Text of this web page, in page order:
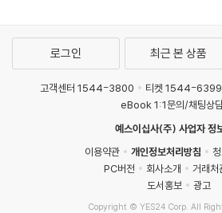
로그인 최근 본 상품
고객센터 1544-3800 티켓 1544-6399
eBook 1:1문의/채팅상
예스이십사(주) 사업자 정
이용약관
개인정보처리방침
PC버전
회사소개
거래처
도서홍보
광고
Copyright © YES24 Corp. All